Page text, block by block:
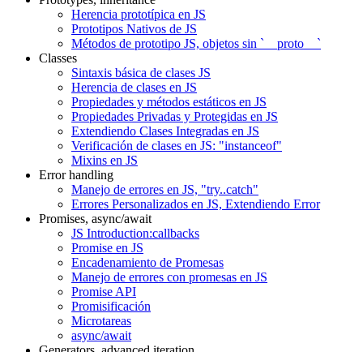
Herencia prototípica en JS
Prototipos Nativos de JS
Métodos de prototipo JS, objetos sin `__proto__`
Classes
Sintaxis básica de clases JS
Herencia de clases en JS
Propiedades y métodos estáticos en JS
Propiedades Privadas y Protegidas en JS
Extendiendo Clases Integradas en JS
Verificación de clases en JS: "instanceof"
Mixins en JS
Error handling
Manejo de errores en JS, "try..catch"
Errores Personalizados en JS, Extendiendo Error
Promises, async/await
JS Introduction:callbacks
Promise en JS
Encadenamiento de Promesas
Manejo de errores con promesas en JS
Promise API
Promisificación
Microtareas
async/await